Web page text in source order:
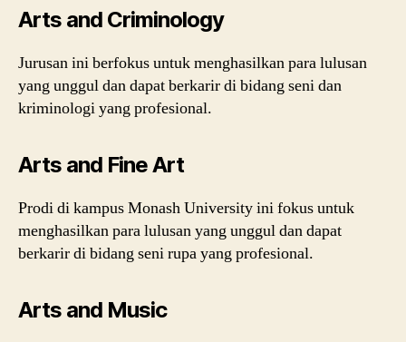
Arts and Criminology
Jurusan ini berfokus untuk menghasilkan para lulusan
yang unggul dan dapat berkarir di bidang seni dan
kriminologi yang profesional.
Arts and Fine Art
Prodi di kampus Monash University ini fokus untuk
menghasilkan para lulusan yang unggul dan dapat
berkarir di bidang seni rupa yang profesional.
Arts and Music